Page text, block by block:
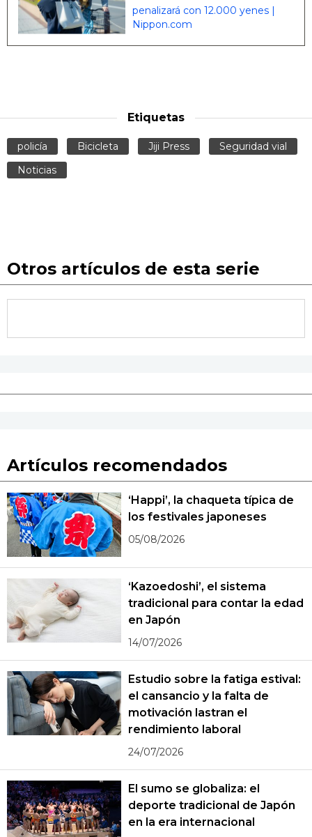
penalizará con 12.000 yenes |
Nippon.com
Etiquetas
policía Bicicleta Jiji Press
Seguridad vial
Noticias
Otros artículos de esta serie
Artículos recomendados
‘Happi’, la chaqueta típica de
los festivales japoneses
05/08/2026
‘Kazoedoshi’, el sistema
tradicional para contar la edad
en Japón
14/07/2026
Estudio sobre la fatiga estival:
el cansancio y la falta de
motivación lastran el
rendimiento laboral
24/07/2026
El sumo se globaliza: el
deporte tradicional de Japón
en la era internacional